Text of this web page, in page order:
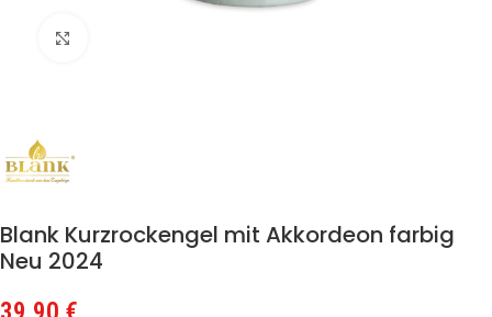
Blank Kurzrockengel mit Akkordeon farbig
Neu 2024